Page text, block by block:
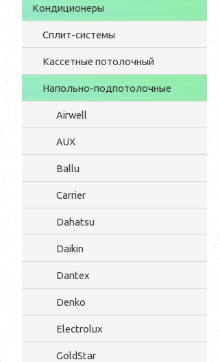
Кондиционеры
Сплит-системы
Кассетные потолочный
Напольно-подпотолочные
Airwell
AUX
Ballu
Carrier
Dahatsu
Daikin
Dantex
Denko
Electrolux
GoldStar